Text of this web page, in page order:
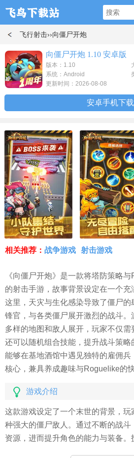
飞行射击››向僵尸开炮
向僵尸开炮 1.10 安卓版
版本：1.10
系统：Android
更新时间：2026-08-08
安卓手机下载
相关推荐： 战争游戏 射击游戏
《向僵尸开炮》是一款将塔防策略
的射击手游，故事背景设定在一个
这里，天灾与生化感染导致了僵尸
锋官，与各类僵尸展开激烈的战斗
多样的地图和敌人展开，玩家不仅需
还可以随机组合技能，提升战斗策
能够在基地酒馆中遇见独特的雇佣
核心，兼具养成趣味与Roguelike的快
游戏介绍
这款游戏设定了一个末世的背景，玩
种强大的僵尸敌人。通过不断的战斗
资源，进而提升角色的能力与装备